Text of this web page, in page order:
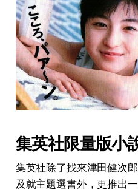
集英社限量版小
集英社除了找來津田健次
及就主題選書外，更推出